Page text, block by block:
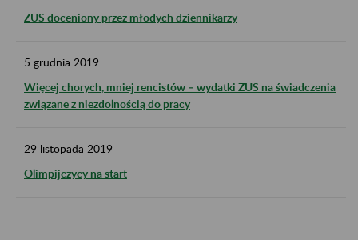
ZUS doceniony przez młodych dziennikarzy
5 grudnia 2019
Więcej chorych, mniej rencistów – wydatki ZUS na świadczenia
związane z niezdolnością do pracy
29 listopada 2019
Olimpijczycy na start